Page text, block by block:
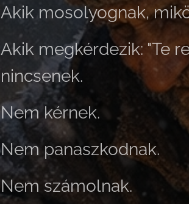
Akik mosolyognak,
Akik megkérdezik: "Te
nincsenek.
Nem kérnek.
Nem panaszkodnak.
Nem számolnak.